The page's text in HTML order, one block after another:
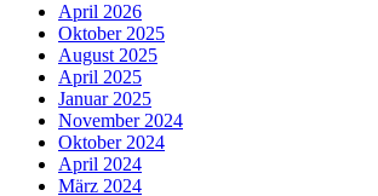
April 2026
Oktober 2025
August 2025
April 2025
Januar 2025
November 2024
Oktober 2024
April 2024
März 2024